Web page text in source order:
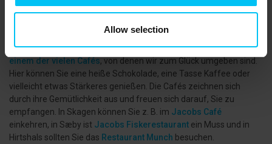
Allow selection
Etwas zum Aufwärmen
Für die kalten Tage an der Spitze Dänemarks brauchen Sie
vielleicht etwas, das Sie wärmt. Eine gute Idee ist einBesuch in
einem der vielen Cafés, von denen wir zum Glück umgeben sind.
Hier können Sie eine heiße Schokolade, eine Tasse Kaffee oder
vielleicht etwas Stärkeres genießen. Die Cafés zeichnen sich
durch ihre Gemütlichkeit aus und freuen sich darauf, Sie zu
empfangen. In Skagen können Sie z. B. im Jacobs Café
einkehren, in Sæby ist Jacobs Fiskerestaurant ein Muss und in
Hirtshals sollten Sie das Restaurant Munch besuchen.